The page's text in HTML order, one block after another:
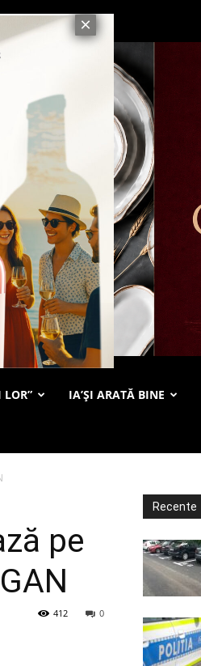
IA’ȘI ARATĂ BINE
pe
0
412
Recente